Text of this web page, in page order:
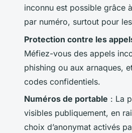
inconnu est possible grâce
par numéro, surtout pour
Protection contre les
Méfiez-vous des appels
phishing ou aux arnaques,
codes confidentiels.
Numéros de portable : La
visibles publiquement, en
choix d’anonymat activés